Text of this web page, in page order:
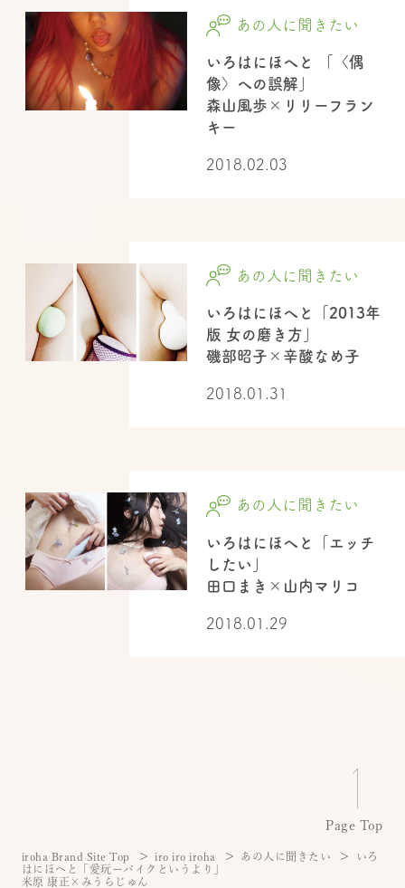
あの人に聞きたい
いろはにほへと 「〈偶
像〉への誤解」
森山風歩×リリーフラン
キー
2018.02.03
あの人に聞きたい
いろはにほへと「2013年
版 女の磨き方」
磯部昭子×辛酸なめ子
2018.01.31
あの人に聞きたい
いろはにほへと「エッチ
したい」
田口まき×山内マリコ
2018.01.29
Page Top
iroha Brand Site Top iro iro iroha あの人に聞きたい
いろ
はにほへと「愛玩ーバイクというより」
米原 康正×みうらじゅん